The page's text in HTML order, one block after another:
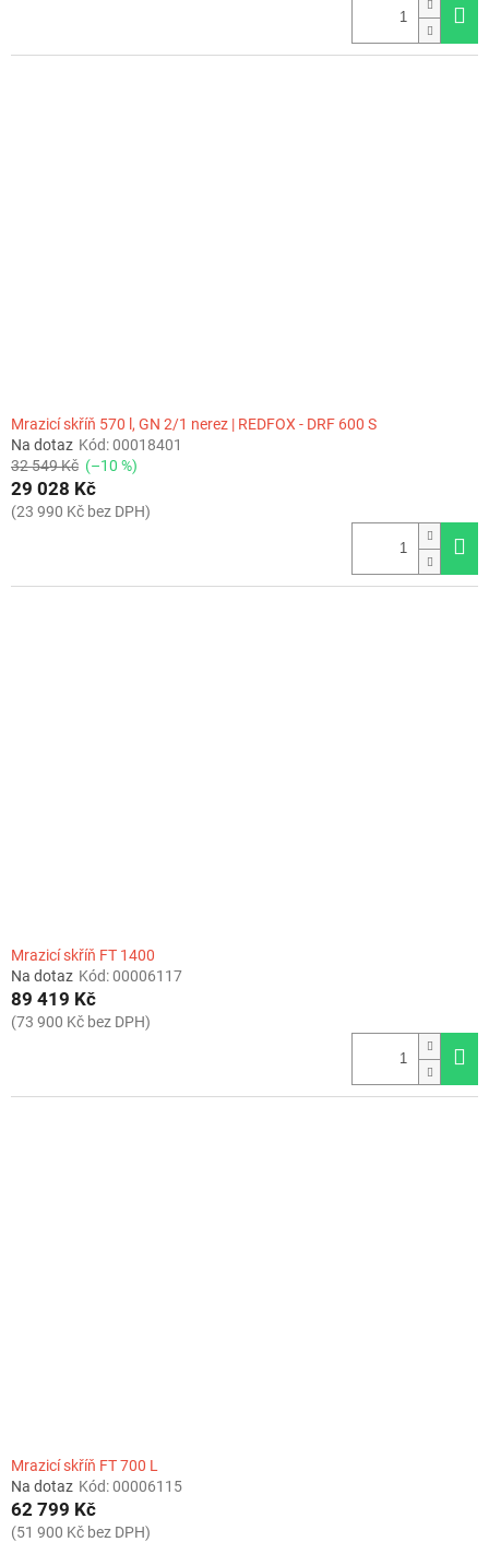
Mrazicí skříň 570 l, GN 2/1 nerez | REDFOX - DRF 600 S
Na dotaz Kód:00018401
32 549 Kč (–10 %)
29 028 Kč
(23 990 Kč bez DPH)
Mrazicí skříň FT 1400
Na dotaz Kód:00006117
89 419 Kč
(73 900 Kč bez DPH)
Mrazicí skříň FT 700 L
Na dotaz Kód:00006115
62 799 Kč
(51 900 Kč bez DPH)